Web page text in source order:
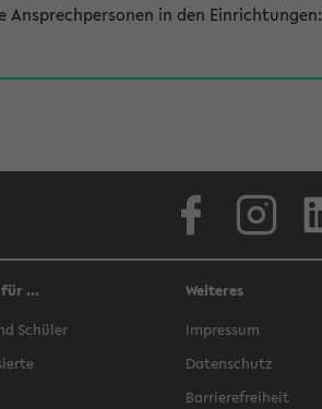
Ansprechpersonen in den Einrichtungen:
...
Schüler
Weiteres
Impressum
Datenschutz
Barrierefreiheit